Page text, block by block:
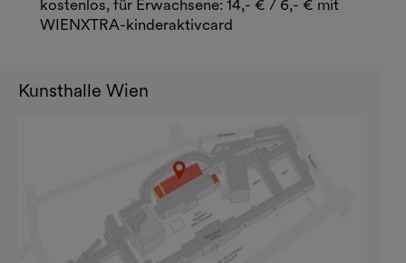
kostenlos, für Erwachsene: 14,- € / 6,- € mit
WIENXTRA-kinderaktivcard
Kunsthalle Wien